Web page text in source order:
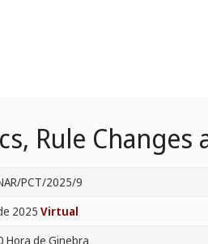
Rule Changes
PCT/2025/9
2025 Virtual
Hora de Ginebra